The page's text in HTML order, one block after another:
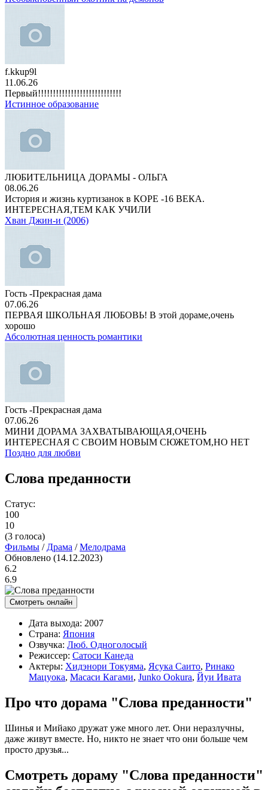
f.kkup9l
11.06.26
Первый!!!!!!!!!!!!!!!!!!!!!!!!!!!!
Истинное образование
ЛЮБИТЕЛЬНИЦА ДОРАМЫ - ОЛЬГА
08.06.26
История и жизнь куртизанок в КОРЕ -16 ВЕКА.
ИНТЕРЕСНАЯ,ТЕМ КАК УЧИЛИ
Хван Джин-и (2006)
Гость -Прекрасная дама
07.06.26
ПЕРВАЯ ШКОЛЬНАЯ ЛЮБОВЬ! В этой дораме,очень
хорошо
Абсолютная ценность романтики
Гость -Прекрасная дама
07.06.26
МИНИ ДОРАМА ЗАХВАТЫВАЮЩАЯ,ОЧЕНЬ
ИНТЕРЕСНАЯ С СВОИМ НОВЫМ СЮЖЕТОМ,НО НЕТ
Поздно для любви
Слова преданности
Статус:
100
10
(3 голоса)
Фильмы / Драма /Мелодрама
Обновлено (14.12.2023)
6.2
6.9
Смотреть онлайн
Дата выхода: 2007
Страна: Япония
Озвучка: Люб. Одноголосый
Режиссер: Сатоси Канеда
Актеры: Хидэнори Токуяма, Ясука Саито, Ринако
Мацуока, Масаси Кагами, Junko Ookura, Йуи Ивата
Про что дорама "Слова преданности"
Шинья и Мийако дружат уже много лет. Они неразлучны,
даже живут вместе. Но, никто не знает что они больше чем
просто друзья...
Смотреть дораму "Слова преданности"